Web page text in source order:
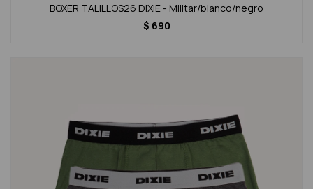
BOXER TALILLOS26 DIXIE - Militar/blanco/negro
$ 690